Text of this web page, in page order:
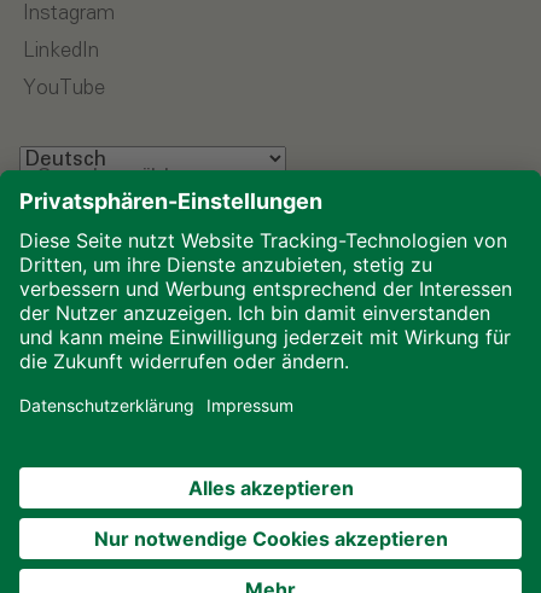
Instagram
LinkedIn
YouTube
Impressum
Datenschutz
Downloads
Cookies
© 2026 ALHO Systembau – Ein Unternehmen der